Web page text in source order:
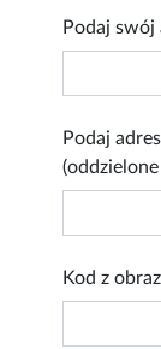
Podaj swój
Podaj
Kod z